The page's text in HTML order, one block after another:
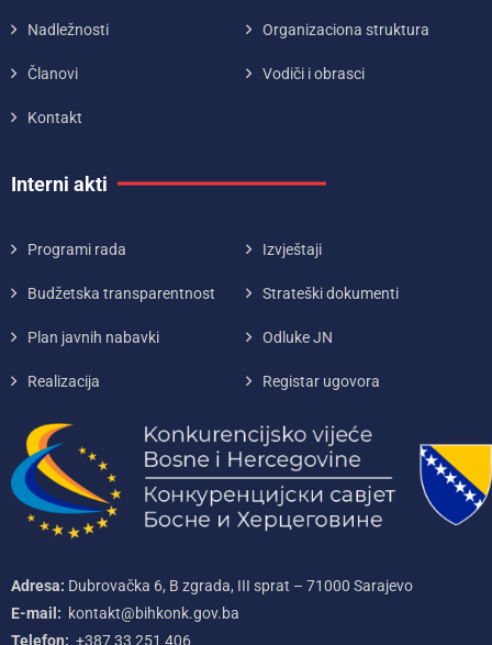
Nadležnosti Organizaciona struktura
Članovi Vodiči i obrasci
Kontakt
Interni akti
Programi rada Izvještaji
Budžetska transparentnost Strateški dokumenti
Plan javnih nabavki Odluke JN
Realizacija Registar ugovora
Adresa: Dubrovačka 6, B zgrada, III sprat – 71000‌ Sarajevo
E-mail: kontakt@bihkonk.gov.ba
Telefon: +387‌ 33‌ 251‌ 406